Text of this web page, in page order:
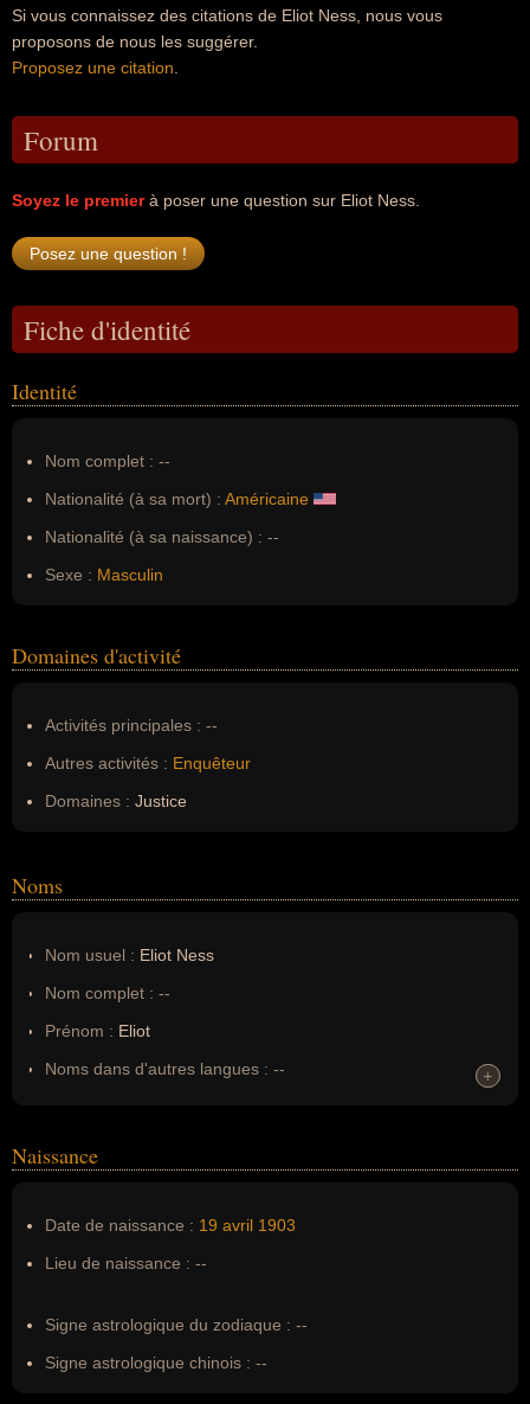
Si vous connaissez des citations de Eliot Ness, nous vous
proposons de nous les suggérer.
Proposez une citation
Forum
Soyez le premierà poser une question sur Eliot Ness.
Fiche d'identité
Identité
Nom complet : --
Nationalité (à sa mort) : Américaine
Nationalité (à sa naissance) : --
Sexe : Masculin
Domaines d'activité
Activités principales : --
Autres activités : Enquêteur
Domaines : Justice
Noms
Nom usuel : Eliot Ness
Nom complet : --
Prénom : Eliot
Noms dans d'autres langues : --
Nom de famille :Ness
+
+
Naissance
Date de naissance : 19 avril 1903
Lieu de naissance : --
Signe astrologique du zodiaque : --
Signe astrologique chinois : --